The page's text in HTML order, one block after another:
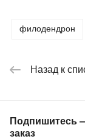
филодендрон
Назад к
Подпишитесь
заказ